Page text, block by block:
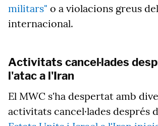
militars" o a violacions greus
internacional.
Activitats cancel·lades
l'atac a l'Iran
El MWC s'ha despertat amb
activitats cancel·lades després